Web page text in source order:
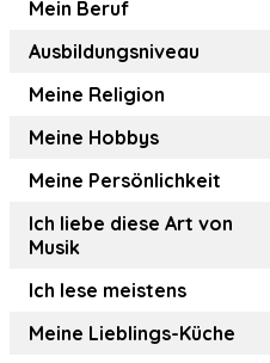
Mein Beruf
Ausbildungsniveau
Meine Religion
Meine Hobbys
Meine Persönlichkeit
Ich liebe diese Art von
Musik
Ich lese meistens
Meine Lieblings-Küche